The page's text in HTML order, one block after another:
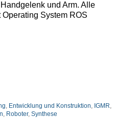
und Arm. Alle
System ROS
, Entwicklung und Konstruktion, IGMR,
, Roboter,Synthese